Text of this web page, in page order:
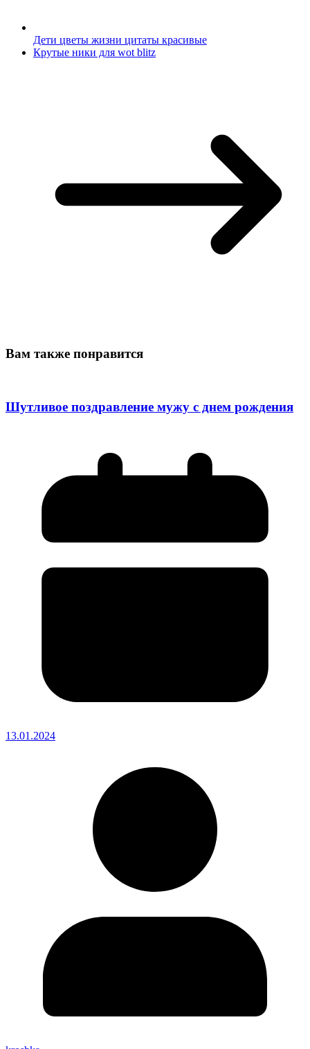
Дети цветы жизни цитаты красивые
Крутые ники для wot blitz
Вам также понравится
Шутливое поздравление мужу с днем рождения
13.01.2024